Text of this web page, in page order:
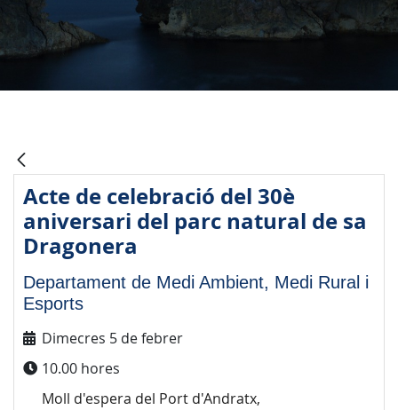
Acte de celebració del 30è
aniversari del parc natural de sa
Dragonera
Departament de Medi Ambient, Medi Rural i
Esports
Dimecres 5 de febrer
10.00 hores
Moll d'espera del Port d'Andratx,